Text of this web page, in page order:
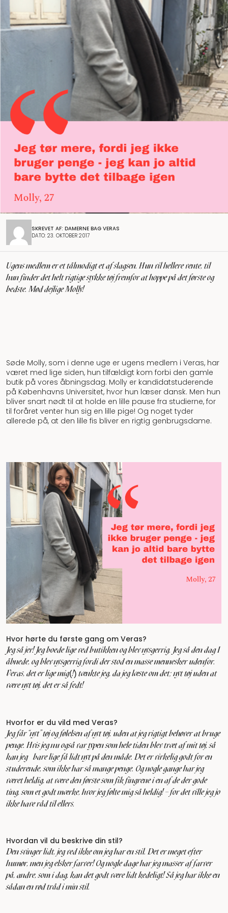
SKREVET AF: DAMERNE BAG VERAS
DATO: 23. OKTOBER 2017
Ugens medlem er et tålmodigt et af slagsen. Hun vil hellere vente, til
hun finder det helt rigtige stykke tøj fremfor at hoppe på det første og
bedste. Mød dejlige Molly!
Søde Molly, som i denne uge er ugens medlem i Veras, har
været med lige siden, hun tilfældigt kom forbi den gamle
butik på vores åbningsdag. Molly er kandidatstuderende
på Københavns Universitet, hvor hun læser dansk. Men hun
bliver snart nødt til at holde en lille pause fra studierne, for
til foråret venter hun sig en lille pige! Og noget tyder
allerede på, at den lille fis bliver en rigtig genbrugsdame.
Hvor hørte du første gang om Veras?
Jeg så jer! Jeg boede lige ved butikken og blev nysgerrig. Jeg så den dag I
åbnede, og blev nysgerrig fordi der stod en masse mennesker udenfor.
Veras, det er lige mig(!) tænkte jeg, da jeg læste om det; nyt tøj uden at
være nyt tøj, det er så fedt!
Hvorfor er du vild med Veras?
Jeg får "nyt” tøj og følelsen af nyt tøj, uden at jeg rigtigt behøver at bruge
penge. Hvis jeg nu også var typen som hele tiden blev træt af mit tøj, så
kan jeg bare lige få lidt nyt på den måde. Det er virkelig godt for en
studerende, som ikke har så mange penge. Og nogle gange har jeg
været heldig, at være den første som fik fingrene i en af de der gode
ting, som et godt mærke, hvor jeg følte mig så heldig! – for det ville jeg jo
ikke have råd til ellers.
Hvordan vil du beskrive din stil?
Den svinger lidt, jeg ved ikke om jeg har en stil. Det er meget efter
humør, men jeg elsker farver! Og nogle dage har jeg masser af farver
på, andre, som i dag, kan det godt være lidt kedeligt! Så jeg har ikke en
sådan en rød tråd i min stil.